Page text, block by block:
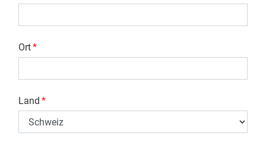
Ort*
Land *